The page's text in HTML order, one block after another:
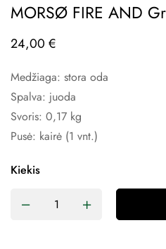
MORSØ FIRE AND
24,00 €
Medžiaga: stora oda
Spalva: juoda
Svoris: 0,17 kg
Pusė: kairė (1 vnt.)
Kiekis